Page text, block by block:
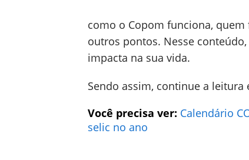
como o Copom funciona,
outros pontos. Nesse
impacta na sua vida.
Sendo assim, continue a
Você precisa ver: Calendário
selic no ano